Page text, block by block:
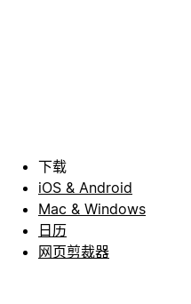
下载
iOS & Android
Mac & Windows
日历
网页剪裁器